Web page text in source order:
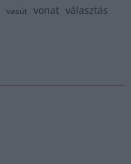
vasút vonat választás